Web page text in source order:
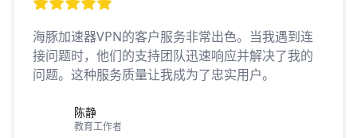
海豚加速器VPN的客户服务非常出色。当我遇到连
接问题时，他们的支持团队迅速响应并解决了我的
问题。这种服务质量让我成为了忠实用户。
陈静
教育工作者